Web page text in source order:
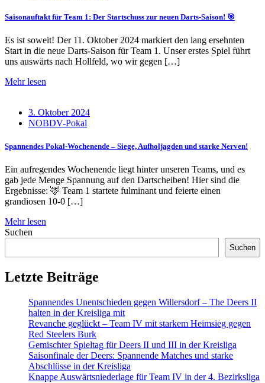
Saisonauftakt für Team 1: Der Startschuss zur neuen Darts-Saison! 🎯
Es ist soweit! Der 11. Oktober 2024 markiert den lang ersehnten
Start in die neue Darts-Saison für Team 1. Unser erstes Spiel führt
uns auswärts nach Hollfeld, wo wir gegen […]
Mehr lesen
3. Oktober 2024
NOBDV-Pokal
Spannendes Pokal-Wochenende – Siege, Aufholjagden und starke Nerven!
Ein aufregendes Wochenende liegt hinter unseren Teams, und es
gab jede Menge Spannung auf den Dartscheiben! Hier sind die
Ergebnisse: 🦌 Team 1 startete fulminant und feierte einen
grandiosen 10-0 […]
Mehr lesen
Suchen
Suchen
Letzte Beiträge
Spannendes Unentschieden gegen Willersdorf – The Deers II
halten in der Kreisliga mit
Revanche geglückt – Team IV mit starkem Heimsieg gegen
Red Steelers Burk
Gemischter Spieltag für Deers II und III in der Kreisliga
Saisonfinale der Deers: Spannende Matches und starke
Abschlüsse in der Kreisliga
Knappe Auswärtsniederlage für Team IV in der 4. Bezirksliga